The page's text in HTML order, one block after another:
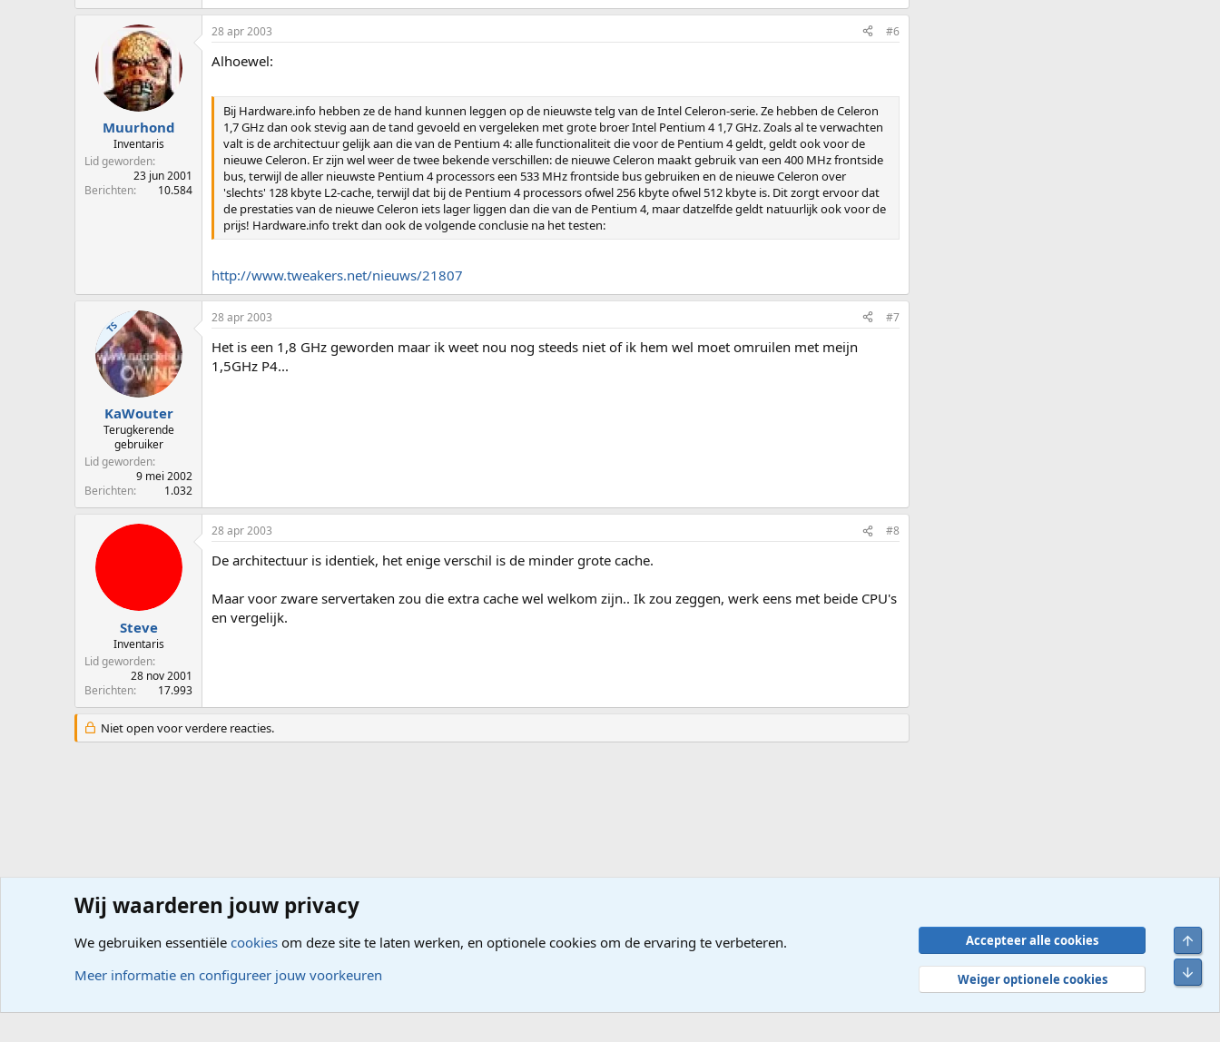
Muurhond
Inventaris
Lid geworden
23 jun 2001
Berichten
10.584
28 apr 2003 #6
Alhoewel:
Bij Hardware.info hebben ze de hand kunnen leggen op de nieuwste telg van de Intel Celeron-serie. Ze hebben de Celeron
1,7 GHz dan ook stevig aan de tand gevoeld en vergeleken met grote broer Intel Pentium 4 1,7 GHz. Zoals al te verwachten
valt is de architectuur gelijk aan die van de Pentium 4: alle functionaliteit die voor de Pentium 4 geldt, geldt ook voor de
nieuwe Celeron. Er zijn wel weer de twee bekende verschillen: de nieuwe Celeron maakt gebruik van een 400 MHz frontside
bus, terwijl de aller nieuwste Pentium 4 processors een 533 MHz frontside bus gebruiken en de nieuwe Celeron over
'slechts' 128 kbyte L2-cache, terwijl dat bij de Pentium 4 processors ofwel 256 kbyte ofwel 512 kbyte is. Dit zorgt ervoor dat
de prestaties van de nieuwe Celeron iets lager liggen dan die van de Pentium 4, maar datzelfde geldt natuurlijk ook voor de
prijs! Hardware.info trekt dan ook de volgende conclusie na het testen:
http://www.tweakers.net/nieuws/21807
TS
KaWouter
Terugkerende
gebruiker
Lid geworden
9 mei 2002
Berichten
1.032
28 apr 2003 #7
Het is een 1,8 GHz geworden maar ik weet nou nog steeds niet of ik hem wel moet omruilen met meijn
1,5GHz P4...
Steve
Inventaris
Lid geworden
28 nov 2001
Berichten
17.993
28 apr 2003 #8
De architectuur is identiek, het enige verschil is de minder grote cache.
Maar voor zware servertaken zou die extra cache wel welkom zijn.. Ik zou zeggen, werk eens met beide CPU's
en vergelijk.
Niet open voor verdere reacties.
Forums Aankoop of Upgrade
Voorwaarden en regels Privacybeleid Help
R
S
Wij waarderen jouw privacy
We gebruiken essentiële cookies om deze site te laten werken, en optionele cookies om de ervaring te verbeteren.
Meer informatie en configureer jouw voorkeuren
Accepteer alle cookies
Weiger optionele cookies